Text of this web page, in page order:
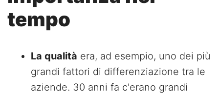
tempo
La qualità era, ad esempio, uno dei più
grandi fattori di differenziazione tra le
aziende. 30 anni fa c'erano grandi